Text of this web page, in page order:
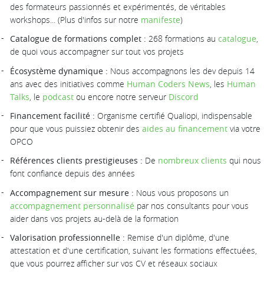
des formateurs passionnés et expérimentés, de véritables
workshops... (Plus d'infos sur notre manifeste)
Catalogue de formations complet : 268 formations au catalogue,
de quoi vous accompagner sur tout vos projets
Écosystème dynamique : Nous accompagnons les dev depuis 14
ans avec des initiatives comme Human Coders News , les Human
Talks , le podcast ou encore notre serveur Discord
Financement facilité : Organisme certifié Qualiopi, indispensable
pour que vous puissiez obtenir des aides au financement via votre
OPCO
Références clients prestigieuses : De nombreux clients qui nous
font confiance depuis des années
Accompagnement sur mesure : Nous vous proposons un
accompagnement personnalisé par nos consultants pour vous
aider dans vos projets au-delà de la formation
Valorisation professionnelle : Remise d'un diplôme, d'une
attestation et d'une certification, suivant les formations effectuées,
que vous pourrez afficher sur vos CV et réseaux sociaux